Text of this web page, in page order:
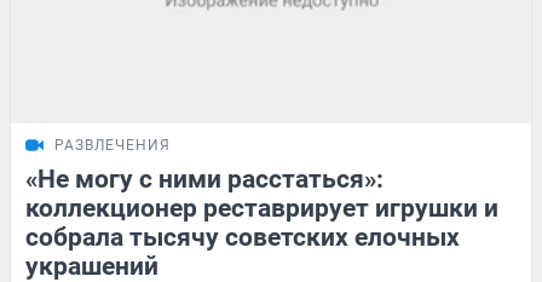
РАЗВЛЕЧЕНИЯ
«Не могу с ними расстаться»:
коллекционер реставрирует игрушки и
собрала тысячу советских елочных
украшений